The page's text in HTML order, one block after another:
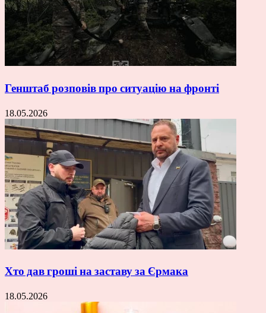
Генштаб розповів про ситуацію на фронті
18.05.2026
Хто дав гроші на заставу за Єрмака
18.05.2026